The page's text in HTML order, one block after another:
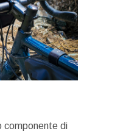
componente di